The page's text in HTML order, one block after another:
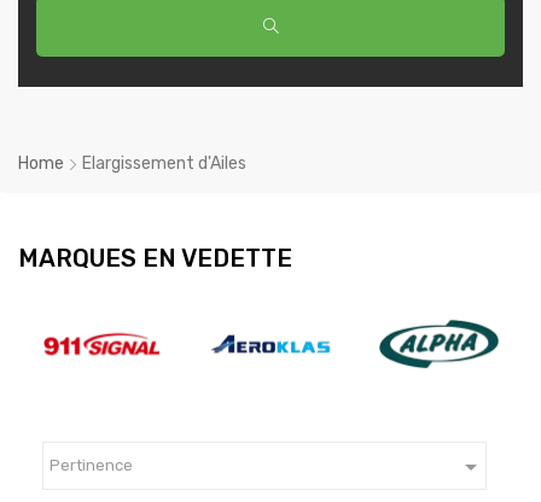
Home Elargissement d'Ailes
MARQUES EN VEDETTE
Pertinence 